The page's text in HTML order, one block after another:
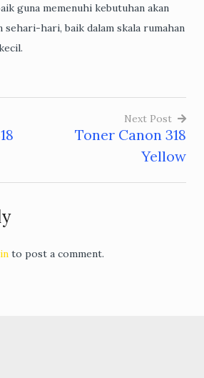
guna memenuhi kebutuhan akan
sehari-hari, baik dalam skala rumahan
Next Post
Toner Canon 318
Yellow
to post a comment.